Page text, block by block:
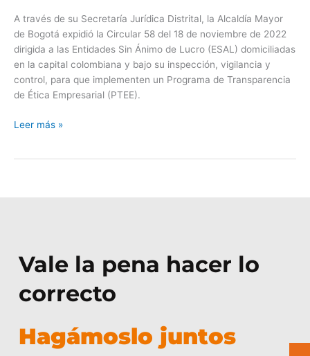
A través de su Secretaría Jurídica Distrital, la Alcaldía Mayor
de Bogotá expidió la Circular 58 del 18 de noviembre de 2022
dirigida a las Entidades Sin Ánimo de Lucro (ESAL) domiciliadas
en la capital colombiana y bajo su inspección, vigilancia y
control, para que implementen un Programa de Transparencia
de Ética Empresarial (PTEE).
Leer más »
Vale la pena hacer lo
correcto
Hagámoslo juntos